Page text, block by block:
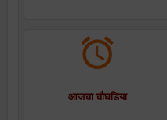
आजचा चौघडिया